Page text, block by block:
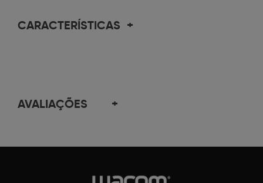
CARACTERÍSTICAS +
AVALIAÇÕES +